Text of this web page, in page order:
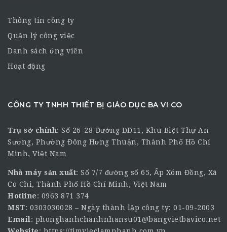
Thông tin công ty
Quản lý công việc
Danh sách ứng viên
Hoạt động
CÔNG TY TNHH THIẾT BỊ GIÁO DỤC BA VI CO
Trụ sở chính: Số 26-28 Đường DD11, Khu Biệt Thự An
Sương, Phường Đông Hưng Thuận, Thành Phố Hồ Chí
Minh, Việt Nam
Nhà máy sản xuất: Số 7/7 đường số 65, Ấp Xóm Đồng, Xã
Củ Chi, Thành Phố Hồ Chí Minh, Việt Nam
Hotline: 0963 871 374
MST: 0303030028 – Ngày thành lập công ty: 01-09-2003
Email: phonghanhchanhnhansu01@bangvietbavico.net